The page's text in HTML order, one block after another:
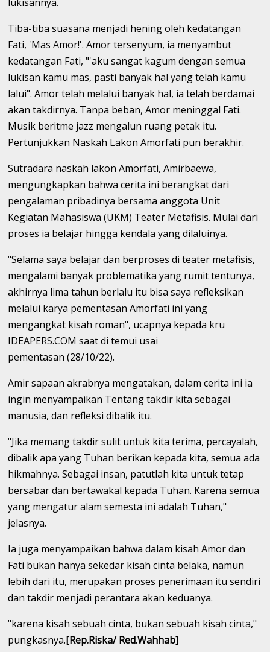
Tiba-tiba suasana menjadi hening oleh kedatangan
Fati, 'Mas Amor!'. Amor tersenyum, ia menyambut
kedatangan Fati, "'aku sangat kagum dengan semua
lukisan kamu mas, pasti banyak hal yang telah kamu
lalui". Amor telah melalui banyak hal, ia telah berdamai
akan takdirnya. Tanpa beban, Amor meninggal Fati.
Musik beritme jazz mengalun ruang petak itu.
Pertunjukkan Naskah Lakon Amorfati pun berakhir.
Sutradara naskah lakon Amorfati, Amirbaewa,
mengungkapkan bahwa cerita ini berangkat dari
pengalaman pribadinya bersama anggota Unit
Kegiatan Mahasiswa (UKM) Teater Metafisis. Mulai dari
proses ia belajar hingga kendala yang dilaluinya.
"Selama saya belajar dan berproses di teater metafisis,
mengalami banyak problematika yang rumit tentunya,
akhirnya lima tahun berlalu itu bisa saya refleksikan
melalui karya pementasan Amorfati ini yang
mengangkat kisah roman", ucapnya kepada kru
IDEAPERS.COM saat di temui usai
pementasan(28/10/22).
Amir sapaan akrabnya mengatakan, dalam cerita ini ia
ingin menyampaikan Tentang takdir kita sebagai
manusia, dan refleksi dibalik itu.
"Jika memang takdir sulit untuk kita terima, percayalah,
dibalik apa yang Tuhan berikan kepada kita, semua ada
hikmahnya. Sebagai insan, patutlah kita untuk tetap
bersabar dan bertawakal kepada Tuhan. Karena semua
yang mengatur alam semesta ini adalah Tuhan,"
jelasnya.
Ia juga menyampaikan bahwa dalam kisah Amor dan
Fati bukan hanya sekedar kisah cinta belaka, namun
lebih dari itu, merupakan proses penerimaan itu sendiri
dan takdir menjadi perantara akan keduanya.
"karena kisah sebuah cinta, bukan sebuah kisah cinta,"
pungkasnya.[Rep.Riska/ Red.Wahhab]